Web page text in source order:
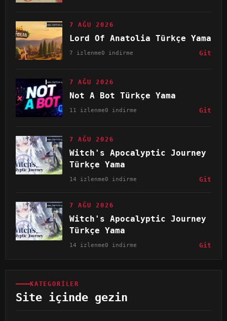
7 AĞU 2026
Lord Of Anatolia Türkçe Yama
7 izlenme0 indirme Git
7 AĞU 2026
Not A Bot Türkçe Yama
11 izlenme0 indirme Git
7 AĞU 2026
Witch's Apocalyptic Journey
Türkçe Yama
14 izlenme0 indirme Git
7 AĞU 2026
Witch's Apocalyptic Journey
Türkçe Yama
14 izlenme0 indirme Git
KATEGORILER
Site içinde gezin